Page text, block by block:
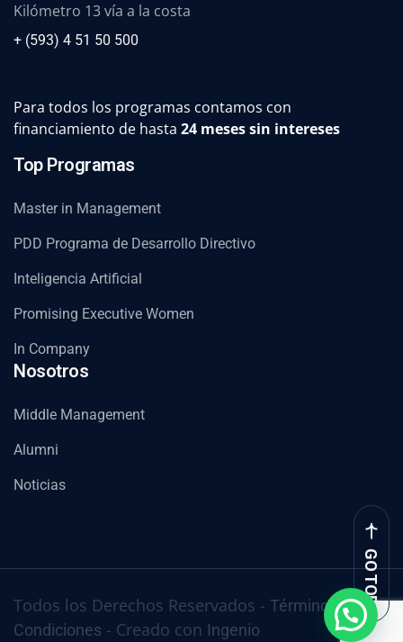
Kilómetro 13 vía a la costa
+ (593) 4 51 50 500
Para todos los programas contamos con
financiamiento de hasta 24 meses sin intereses
Top Programas
Master in Management
PDD Programa de Desarrollo Directivo
Inteligencia Artificial
Promising Executive Women
In Company
Nosotros
Middle Management
Alumni
Noticias
Todos los Derechos Reservados - Términos y
Condiciones - Creado con Ingenio
GO TOP